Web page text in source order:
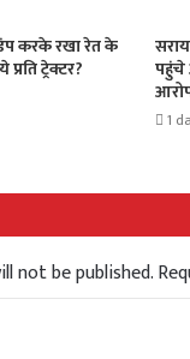
करके रखा रेत के
ट्रेक्टर?
पहुंचे
1
not be published.